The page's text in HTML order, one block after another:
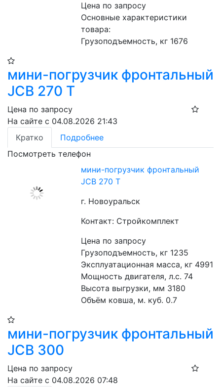
Цена по запросу
Основные характеристики
товара:
Грузоподъемность, кг 1676
мини-погрузчик фронтальный
JCB 270 T
Цена по запросу
На сайте с 04.08.2026 21:43
Кратко
Подробнее
Посмотреть телефон
мини-погрузчик фронтальный
JCB 270 T
г. Новоуральск
Контакт: Стройкомплект
Цена по запросу
Грузоподъемность, кг 1235
Эксплуатационная масса, кг 4991
Мощность двигателя, л.с. 74
Высота выгрузки, мм 3180
Объём ковша, м. куб. 0.7
мини-погрузчик фронтальный
JCB 300
Цена по запросу
На сайте с 04.08.2026 07:48